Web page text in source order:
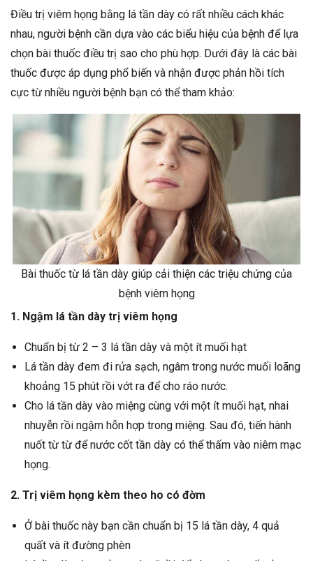
Điều trị viêm họng bằng lá tần dày có rất nhiều cách khác
nhau, người bệnh cần dựa vào các biểu hiệu của bệnh để lựa
chọn bài thuốc điều trị sao cho phù hợp. Dưới đây là các bài
thuốc được áp dụng phổ biến và nhận được phản hồi tích
cực từ nhiều người bệnh bạn có thể tham khảo:
Bài thuốc từ lá tần dày giúp cải thiện các triệu chứng của
bệnh viêm họng
1. Ngậm lá tần dày trị viêm họng
Chuẩn bị từ 2 – 3 lá tần dày và một ít muối hạt
Lá tần dày đem đi rửa sạch, ngâm trong nước muối loãng
khoảng 15 phút rồi vớt ra để cho ráo nước.
Cho lá tần dày vào miệng cùng với một ít muối hạt, nhai
nhuyễn rồi ngậm hỗn hợp trong miệng. Sau đó, tiến hành
nuốt từ từ để nước cốt tần dày có thể thấm vào niêm mạc
họng.
2. Trị viêm họng kèm theo ho có đờm
Ở bài thuốc này bạn cần chuẩn bị 15 lá tần dày, 4 quả
quất và ít đường phèn